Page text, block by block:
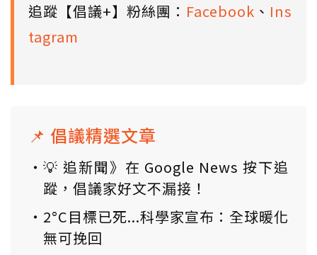
追蹤【倡議+】粉絲團： Facebook 、 Ins
tagram
📌 倡議精選文章
💡 追新聞》在 Google News 按下追
蹤，倡議家好文不漏接！
2°C目標已死...科學家宣布：全球暖化
無可挽回